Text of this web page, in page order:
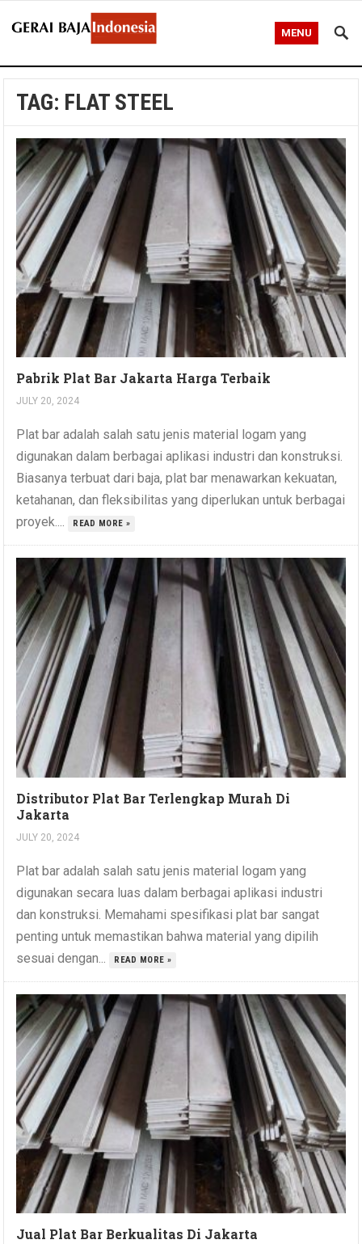
MENU
TAG: FLAT STEEL
Pabrik Plat Bar Jakarta Harga Terbaik
JULY 20, 2024
Plat bar adalah salah satu jenis material logam yang
digunakan dalam berbagai aplikasi industri dan konstruksi.
Biasanya terbuat dari baja, plat bar menawarkan kekuatan,
ketahanan, dan fleksibilitas yang diperlukan untuk berbagai
proyek....
READ MORE »
Distributor Plat Bar Terlengkap Murah Di
Jakarta
JULY 20, 2024
Plat bar adalah salah satu jenis material logam yang
digunakan secara luas dalam berbagai aplikasi industri
dan konstruksi. Memahami spesifikasi plat bar sangat
penting untuk memastikan bahwa material yang dipilih
sesuai dengan...
READ MORE »
Jual Plat Bar Berkualitas Di Jakarta